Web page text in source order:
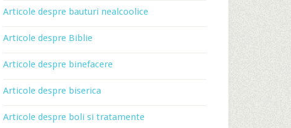
Articole despre bauturi nealcoolice
Articole despre Biblie
Articole despre binefacere
Articole despre biserica
Articole despre boli si tratamente